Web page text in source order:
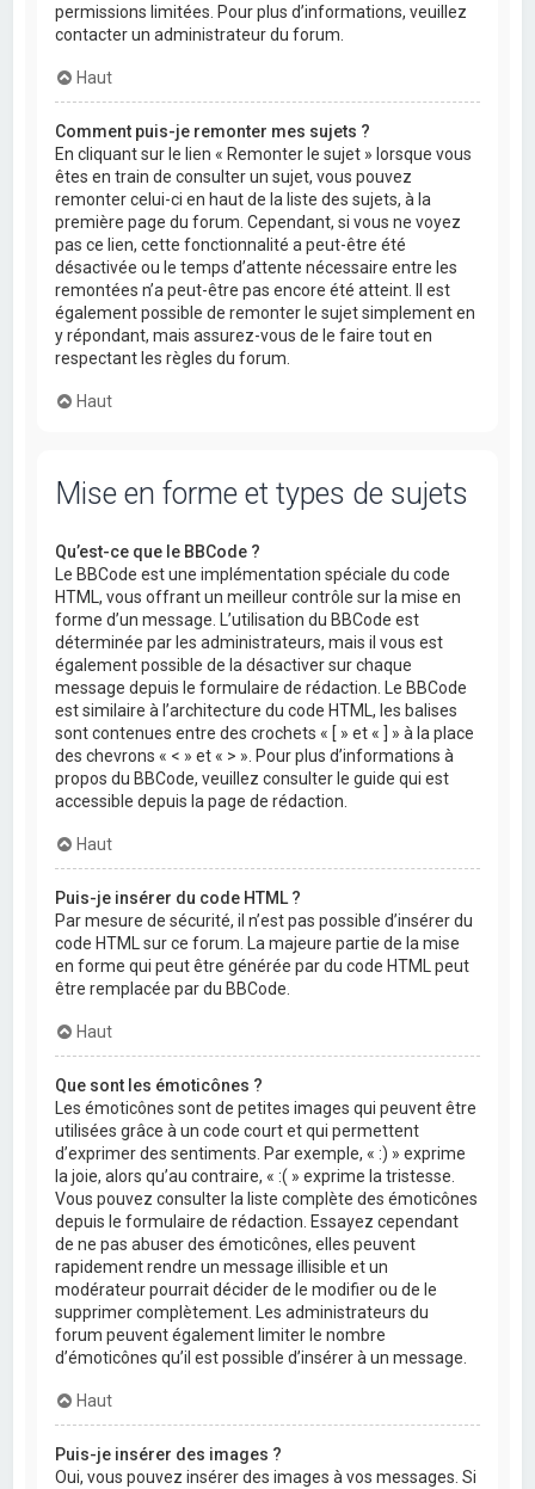
permissions limitées. Pour plus d’informations, veuillez
contacter un administrateur du forum.
Haut
Comment puis-je remonter mes sujets ?
En cliquant sur le lien « Remonter le sujet » lorsque vous
êtes en train de consulter un sujet, vous pouvez
remonter celui-ci en haut de la liste des sujets, à la
première page du forum. Cependant, si vous ne voyez
pas ce lien, cette fonctionnalité a peut-être été
désactivée ou le temps d’attente nécessaire entre les
remontées n’a peut-être pas encore été atteint. Il est
également possible de remonter le sujet simplement en
y répondant, mais assurez-vous de le faire tout en
respectant les règles du forum.
Haut
Mise en forme et types de sujets
Qu’est-ce que le BBCode ?
Le BBCode est une implémentation spéciale du code
HTML, vous offrant un meilleur contrôle sur la mise en
forme d’un message. L’utilisation du BBCode est
déterminée par les administrateurs, mais il vous est
également possible de la désactiver sur chaque
message depuis le formulaire de rédaction. Le BBCode
est similaire à l’architecture du code HTML, les balises
sont contenues entre des crochets « [ » et « ] » à la place
des chevrons « < » et « > ». Pour plus d’informations à
propos du BBCode, veuillez consulter le guide qui est
accessible depuis la page de rédaction.
Haut
Puis-je insérer du code HTML ?
Par mesure de sécurité, il n’est pas possible d’insérer du
code HTML sur ce forum. La majeure partie de la mise
en forme qui peut être générée par du code HTML peut
être remplacée par du BBCode.
Haut
Que sont les émoticônes ?
Les émoticônes sont de petites images qui peuvent être
utilisées grâce à un code court et qui permettent
d’exprimer des sentiments. Par exemple, « :) » exprime
la joie, alors qu’au contraire, « :( » exprime la tristesse.
Vous pouvez consulter la liste complète des émoticônes
depuis le formulaire de rédaction. Essayez cependant
de ne pas abuser des émoticônes, elles peuvent
rapidement rendre un message illisible et un
modérateur pourrait décider de le modifier ou de le
supprimer complètement. Les administrateurs du
forum peuvent également limiter le nombre
d’émoticônes qu’il est possible d’insérer à un message.
Haut
Puis-je insérer des images ?
Oui, vous pouvez insérer des images à vos messages. Si